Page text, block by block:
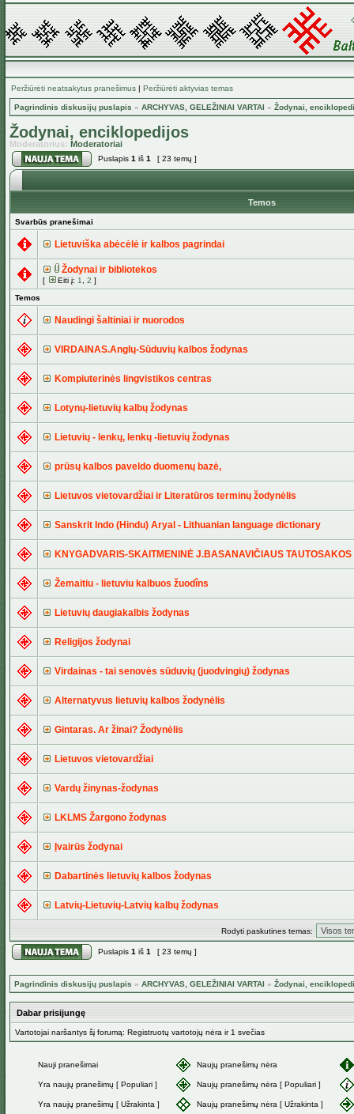
Peržiūrėti neatsakytus pranešimus | Peržiūrėti aktyvias temas
Pagrindinis diskusijų puslapis » ARCHYVAS, GELEŽINIAI VARTAI » Žodynai,
Žodynai, enciklopedijos
Moderatorius: Moderatoriai
Puslapis 1 iš 1 [ 23 temų ]
Temos
Svarbūs pranešimai
Lietuviška abėcėlė ir kalbos pagrindai
Žodynai ir bibliotekos
[ Eiti į: 1 2 ]
Temos
Naudingi šaltiniai ir nuorodos
VIRDAINAS.Anglų-Sūduvių kalbos žodynas
Kompiuterinės lingvistikos centras
Lotynų-lietuvių kalbų žodynas
Lietuvių - lenkų, lenkų -lietuvių žodynas
prūsų kalbos paveldo duomenų bazė,
Lietuvos vietovardžiai ir Literatūros terminų žodynėlis
Sanskrit Indo (Hindu) Aryal - Lithuanian language dictionary
KNYGADVARIS-SKAITMENINĖ J.BASANAVIČIAUS
Žemaitiu - lietuviu kalbuos žuodîns
Lietuvių daugiakalbis žodynas
Religijos žodynai
Virdainas - tai senovės sūduvių (juodvingių) žodynas
Alternatyvus lietuvių kalbos žodynėlis
Gintaras. Ar žinai? Žodynėlis
Lietuvos vietovardžiai
Vardų žinynas-žodynas
LKLMS Žargono žodynas
Įvairūs žodynai
Dabartinės lietuvių kalbos žodynas
Latvių-Lietuvių-Latvių kalbų žodynas
Rodyti paskutines temas:
Puslapis 1 iš 1 [ 23 temų ]
Pagrindinis diskusijų puslapis » ARCHYVAS, GELEŽINIAI VARTAI » Žodynai,
Dabar prisijungę
Vartotojai naršantys šį forumą: Registruotų vartotojų nėra ir 1 svečias
Nauji pranešimai Naujų pranešimų nėra
Yra naujų pranešimų [ Populiari ] Naujų pranešimų nėra [ Populiari ]
Yra naujų pranešimų [ Užrakinta ] Naujų pranešimų nėra [ Užrakinta ]